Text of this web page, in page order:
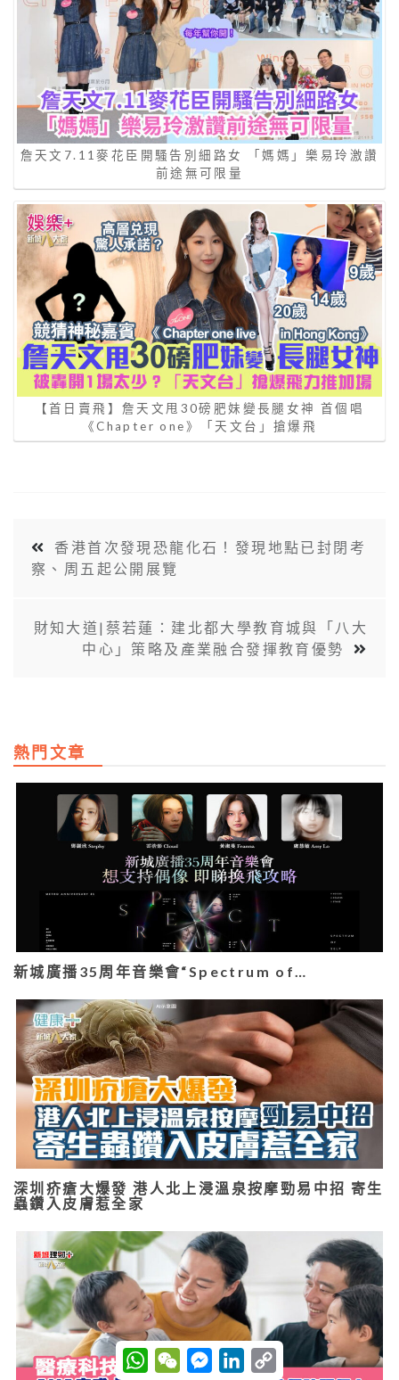
詹天文7.11麥花臣開騷告別細路女 「媽媽」樂易玲激讚
前途無可限量
【首日賣飛】詹天文甩30磅肥妹變長腿女神 首個唱
《Chapter one》「天文台」搶爆飛
香港首次發現恐龍化石！發現地點已封閉考
察、周五起公開展覽
財知大道|蔡若蓮：建北都大學教育城與「八大
中心」策略及產業融合發揮教育優勢
熱門文章
新城廣播35周年音樂會“Spectrum of…
深圳疥瘡大爆發 港人北上浸溫泉按摩勁易中招 寄生
蟲鑽入皮膚惹全家
W
h
W
e
M
e
L
o